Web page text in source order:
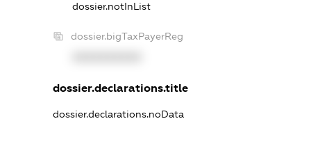
dossier.notInList
dossier.bigTaxPayerReg
dossier.declarations.title
dossier.declarations.noData